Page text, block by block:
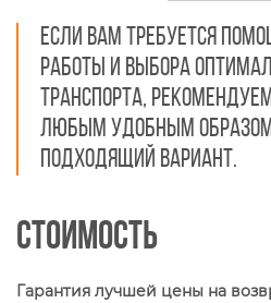
Если вам требуется
работы и выбора
транспорта,
любым удобным
подходящий вариант.
Стоимость
Гарантия лучшей цены на